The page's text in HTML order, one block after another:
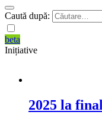
Caută după:
beta
Inițiative
2025 la final